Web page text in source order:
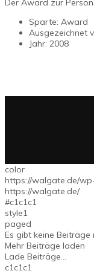
Der Award zur
Sparte: Award
Ausgezeichnet
Jahr: 2008
color
https://walgate.de/
https://walgate.de/
#c1c1c1
style1
paged
Es gibt keine Beiträge
Mehr Beiträge laden
Lade Beiträge...
c1c1c1